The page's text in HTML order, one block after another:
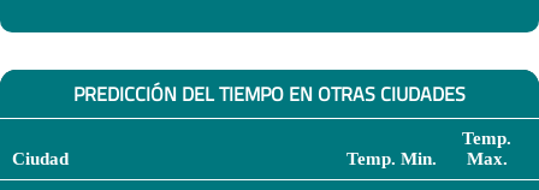
PREDICCIÓN DEL TIEMPO EN OTRAS CIUDADES
Ciudad Temp. Min.
Temp.
Max.